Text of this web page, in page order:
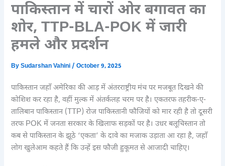
पाकिस्तान में चारों ओर बगावत का
शोर, TTP-BLA-POK में जारी
हमले और प्रदर्शन
BySudarshan Vahini/October 9, 2025
पाकिस्तान जहाँ अमेरिका की आड़ में अंतरराष्ट्रीय मंच पर मजबूत दिखने की
कोशिश कर रहा है, वहीं मुल्क में अंतर्कलह चरम पर है। एकतरफ तहरीक-ए-
तालिबान पाकिस्तान (TTP) रोज पाकिस्तानी फौजियों को मार रही है तो दूसरी
तरफ POK में जनता सरकार के खिलाफ सड़कों पर है। उधर बलूचिस्तान तो
कब से पाकिस्तान के झूठे ‘एकता’ के दावे का मजाक उड़ाता आ रहा है, जहाँ
लोग खुलेआम कहते हैं कि उन्हें इस फौजी हुकूमत से आजादी चाहिए।